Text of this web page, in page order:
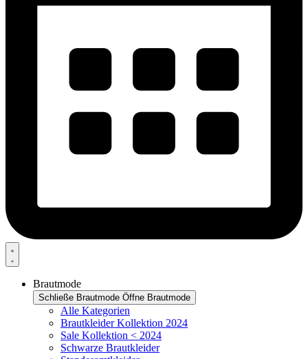
Brautmode
Schließe Brautmode Öffne Brautmode
Alle Kategorien
Brautkleider Kollektion 2024
Sale Kollektion < 2024
Schwarze Brautkleider